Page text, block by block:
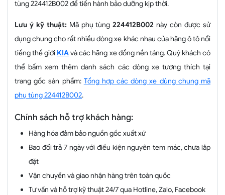
tùng 224412B002 để tiến hành bảo dưỡng kịp thời.
Lưu ý kỹ thuật:Mã phụ tùng224412B002 này còn được sử
dụng chung cho rất nhiều dòng xe khác nhau của hãng ô tô nổi
tiếng thế giới KIAvà các hãng xe đồng nền tảng. Quý khách có
thể bấm xem thêm danh sách các dòng xe tương thích tại
trang gốc sản phẩm: Tổng hợp các dòng xe dùng chung mã
phụ tùng 224412B002.
Chính sách hỗ trợ khách hàng:
Hàng hóa đảm bảo nguồn gốc xuất xứ
Bao đổi trả 7 ngày với điều kiện nguyên tem mác, chưa lắp
đặt
Vận chuyển và giao nhận hàng trên toàn quốc
Tư vấn và hỗ trợ kỹ thuật 24/7 qua Hotline, Zalo, Facebook